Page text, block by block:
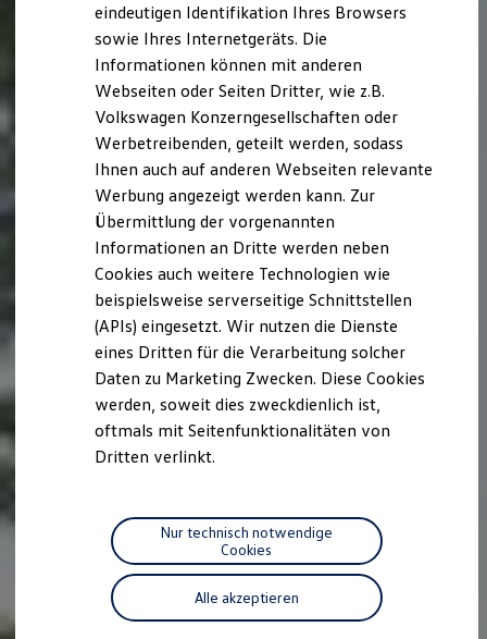
Lifestyle Shop
T-Roc Kollektion
Golf Kollektion
Volkswagen Kollektion
R-Kollektion
GTI Kollektion
Fußball Drop
we drive football
#wedriveproud
Besitzer und Service
myVolkswagen
Software Updates
Service und Ersatzteile
Inspektion und HU/AU
Reparaturen und Checks
Motorenöl und Flüssigkeiten
Räder und Reifen
Pannen- und Unfallhilfe
Economy Service
Volkswagen Teile
Zubehör
Modellspezifisches Zubehör
Individualisieren
Wallbox und Ladekabel
Digitale Extras
Dienste für Ihr Modell finden
Volkswagen Apps, Login und Shop
Handy und Fahrzeug verbinden
eindeutigen Identifikation Ihres Browsers
sowie Ihres Internetgeräts. Die
Informationen können mit anderen
Webseiten oder Seiten Dritter, wie z.B.
Volkswagen Konzerngesellschaften oder
Werbetreibenden, geteilt werden, sodass
Ihnen auch auf anderen Webseiten relevante
Werbung angezeigt werden kann. Zur
Übermittlung der vorgenannten
Informationen an Dritte werden neben
Cookies auch weitere Technologien wie
beispielsweise serverseitige Schnittstellen
(APIs) eingesetzt. Wir nutzen die Dienste
eines Dritten für die Verarbeitung solcher
Daten zu Marketing Zwecken. Diese Cookies
werden, soweit dies zweckdienlich ist,
oftmals mit Seitenfunktionalitäten von
Dritten verlinkt.
Alle akzeptieren
Nur technisch notwendige
Cookies